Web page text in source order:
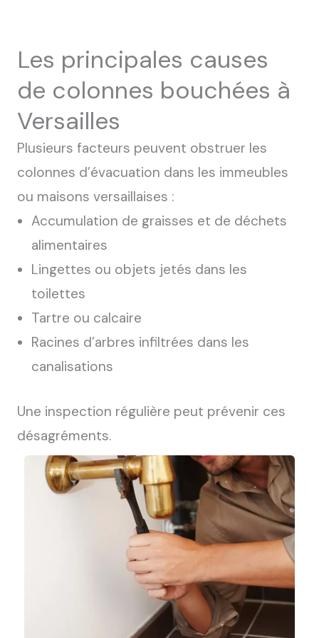
Les principales causes
de colonnes bouchées à
Versailles
Plusieurs facteurs peuvent obstruer les
colonnes d’évacuation dans les immeubles
ou maisons versaillaises :
Accumulation de graisses et de déchets
alimentaires
Lingettes ou objets jetés dans les
toilettes
Tartre ou calcaire
Racines d’arbres infiltrées dans les
canalisations
Une inspection régulière peut prévenir ces
désagréments.